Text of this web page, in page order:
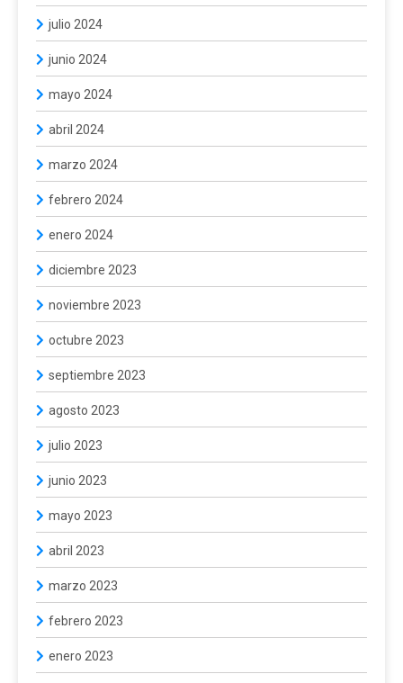
julio 2024
junio 2024
mayo 2024
abril 2024
marzo 2024
febrero 2024
enero 2024
diciembre 2023
noviembre 2023
octubre 2023
septiembre 2023
agosto 2023
julio 2023
junio 2023
mayo 2023
abril 2023
marzo 2023
febrero 2023
enero 2023